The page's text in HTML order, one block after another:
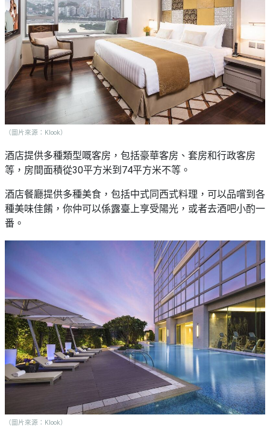
會
及
拍
拖
餐
廳
BBQ
場
新
奇
玩
樂
工
作
坊
戶
外
玩
遊
#
蛋
糕
行
山
#
遊
#
野
#
沙
#
水
上
活
動
#
餅
（圖片來源：Klook）
酒店提供多種類型嘅客房，包括豪華客房、套房和行政客房
等，房間面積從30平方米到74平方米不等。
酒店餐廳提供多種美食，包括中式同西式料理，可以品嚐到各
種美味佳餚，你仲可以係露臺上享受陽光，或者去酒吧小酌一
番。
（圖片來源：Klook）